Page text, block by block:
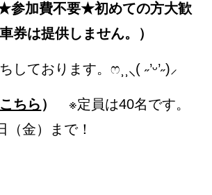
参加費不要★初めての方大歓
は提供しません。）
しております。ෆ⸒⸒⸜( ˶’ᵕ’˶)⸝
こちら ）
※定員は40名です。
（金）まで！